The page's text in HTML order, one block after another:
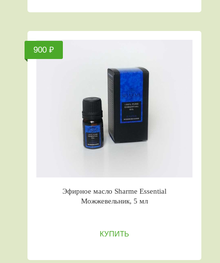
900 ₽
Эфирное масло Sharme Essential
Можжевельник, 5 мл
КУПИТЬ